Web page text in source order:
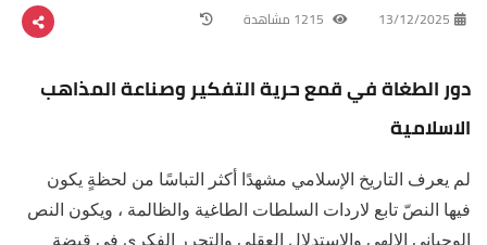
13/12/2025
دور الطغاة في قمع حرية التفكير وصناعة المذاهب
الاسلامية
لم يعرف التاريخ الإسلامي مشهدًا أكثر التباسًا من لحظةٍ يكون
فيها النصّ تابع لاردات السلطات الطاغية والظالمة ، ويكون النص
الوحياني الالهي والاستدلال العقلي والتحرر الفكري في قبضة